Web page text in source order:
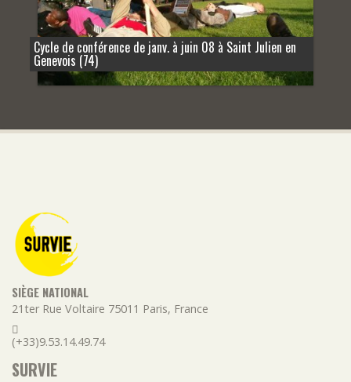
Cycle de conférence de janv. à juin 08 à Saint Julien en
Genevois (74)
SIÈGE NATIONAL
21ter Rue Voltaire 75011 Paris, France
(+33)9.53.14.49.74
SURVIE